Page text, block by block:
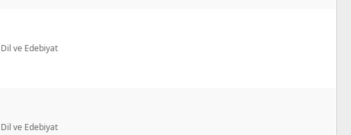
Dil ve Edebiyat
Dil ve Edebiyat